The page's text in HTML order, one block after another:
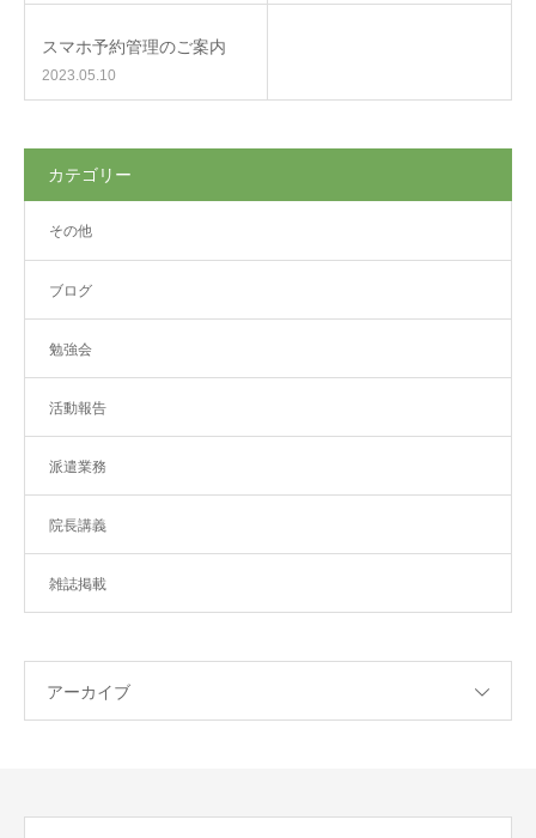
スマホ予約管理のご案内
2023.05.10
カテゴリー
その他
ブログ
勉強会
活動報告
派遣業務
院長講義
雑誌掲載
アーカイブ